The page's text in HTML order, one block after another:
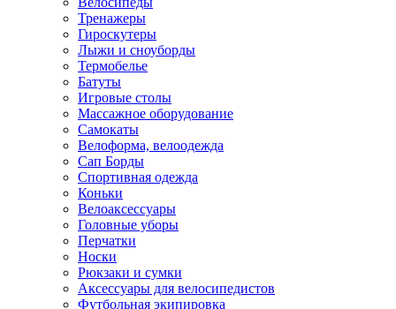
Тренажеры
Гироскутеры
Лыжи и сноуборды
Термобелье
Батуты
Игровые столы
Массажное оборудование
Самокаты
Велоформа, велоодежда
Сап Борды
Спортивная одежда
Коньки
Велоаксессуары
Головные уборы
Перчатки
Носки
Рюкзаки и сумки
Аксессуары для велосипедистов
Футбольная экипировка